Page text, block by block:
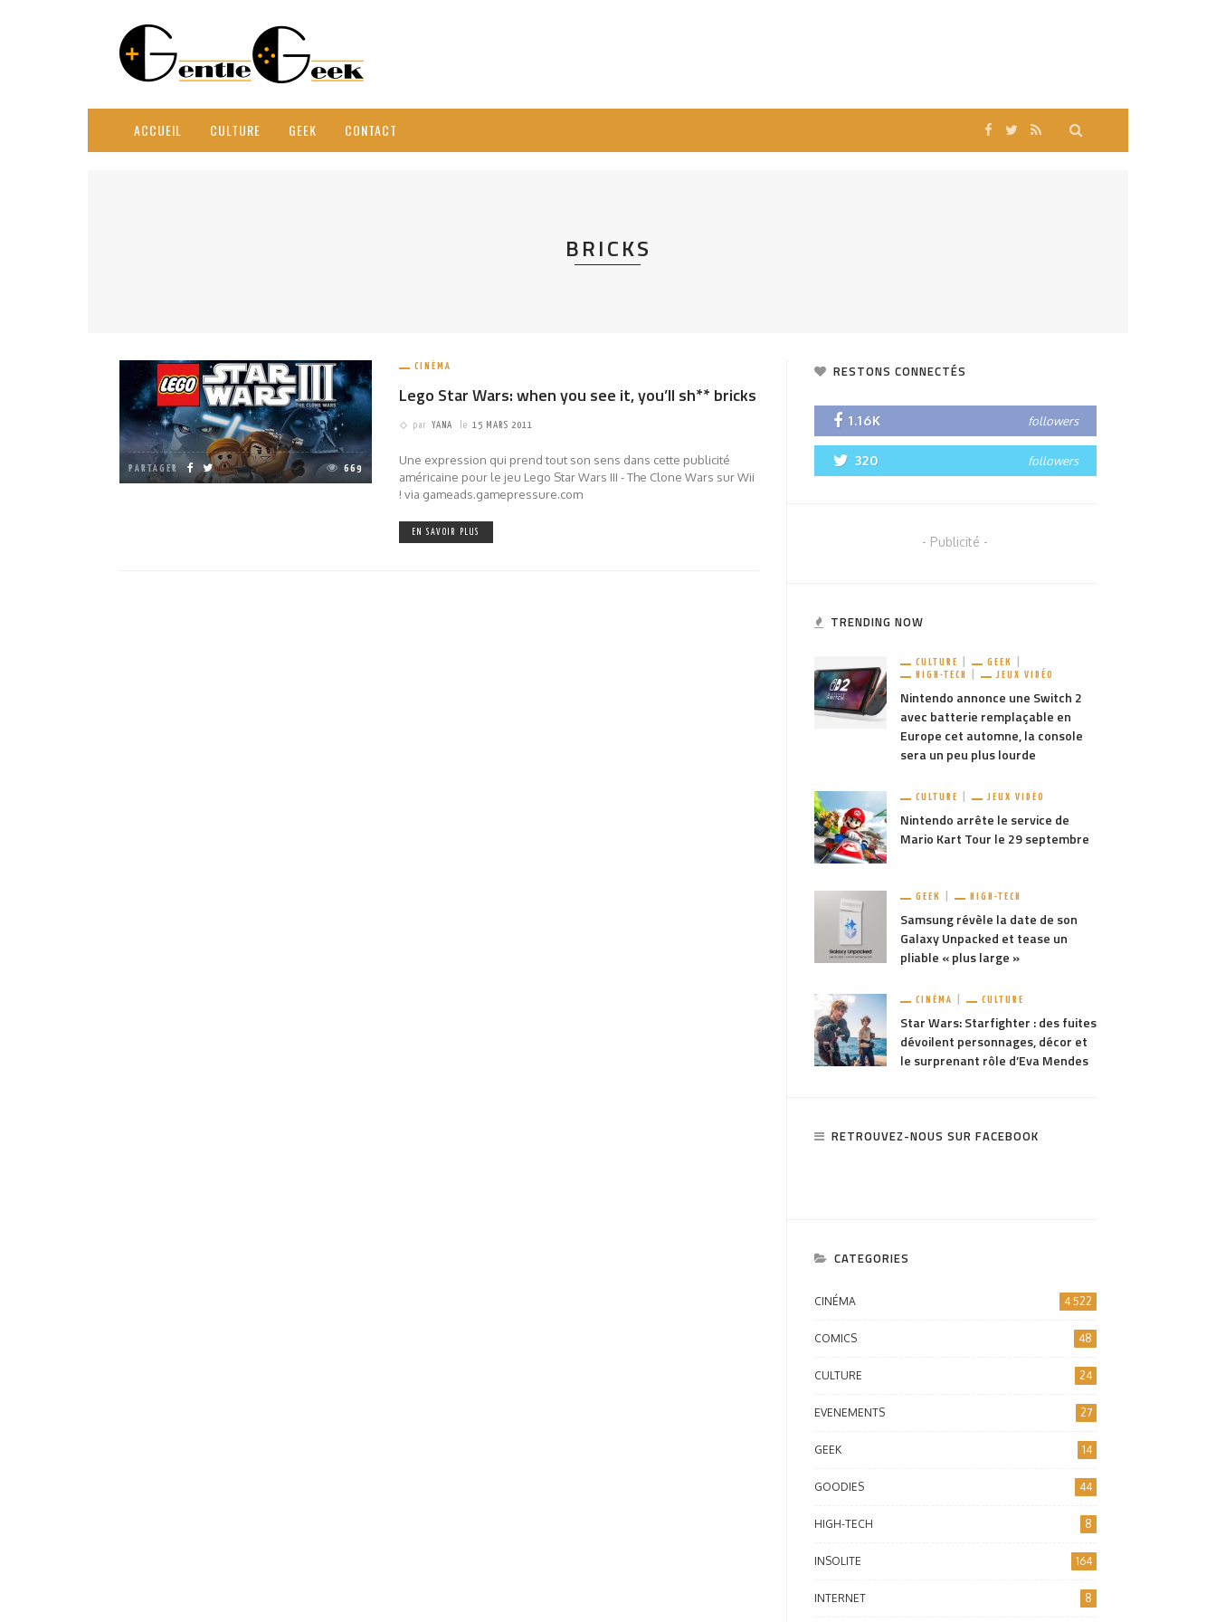
ACCUEIL CULTURE GEEK CONTACT
BRICKS
PARTAGER 669
CINÉMA
Lego Star Wars: when you see it, you’ll sh** bricks
par YANA le 15 MARS 2011
Une expression qui prend tout son sens dans cette publicité
américaine pour le jeu Lego Star Wars III - The Clone Wars sur Wii
! via gameads.gamepressure.com
EN SAVOIR PLUS
RESTONS CONNECTÉS
1.16K followers
320 followers
- Publicité -
TRENDING NOW
CULTURE
GEEK
HIGH-TECH
JEUX VIDÉO
Nintendo annonce une Switch 2
avec batterie remplaçable en
Europe cet automne, la console
sera un peu plus lourde
CULTURE JEUX VIDÉO
Nintendo arrête le service de
Mario Kart Tour le 29 septembre
GEEK HIGH-TECH
Samsung révèle la date de son
Galaxy Unpacked et tease un
pliable « plus large »
CINÉMA CULTURE
Star Wars: Starfighter : des fuites
dévoilent personnages, décor et
le surprenant rôle d’Eva Mendes
RETROUVEZ-NOUS SUR FACEBOOK
CATEGORIES
CINÉMA 4 522
COMICS 48
CULTURE 24
EVENEMENTS 27
GEEK 14
GOODIES 44
HIGH-TECH 8
INSOLITE 164
INTERNET 8